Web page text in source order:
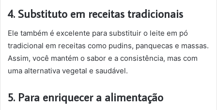
4. Substituto em receitas tradicionais
Ele também é excelente para substituir o leite em pó
tradicional em receitas como pudins, panquecas e massas.
Assim, você mantém o sabor e a consistência, mas com
uma alternativa vegetal e saudável.
5. Para enriquecer a alimentação